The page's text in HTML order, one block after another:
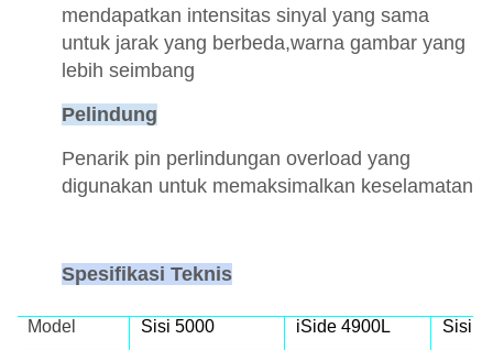
mendapatkan intensitas sinyal yang sama
untuk jarak yang berbeda,warna gambar yang
lebih seimbang
Pelindung
Penarik pin perlindungan overload yang
digunakan untuk memaksimalkan keselamatan
Spesifikasi Teknis
Model Sisi 5000 iSide 4900L
Sisi